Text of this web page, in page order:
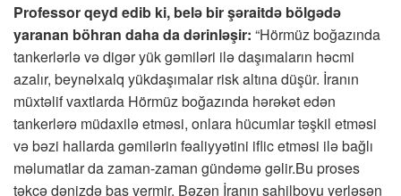
Professor qeyd edib ki, belə bir şəraitdə bölgədə
yaranan böhran daha da dərinləşir: “Hörmüz boğazında
tankerlərlə və digər yük gəmiləri ilə daşımaların həcmi
azalır, beynəlxalq yükdaşımalar risk altına düşür. İranın
müxtəlif vaxtlarda Hörmüz boğazında hərəkət edən
tankerlərə müdaxilə etməsi, onlara hücumlar təşkil etməsi
və bəzi hallarda gəmilərin fəaliyyətini iflic etməsi ilə bağlı
məlumatlar da zaman-zaman gündəmə gəlir.Bu proses
təkcə dənizdə baş vermir. Bəzən İranın sahilboyu yerləşən